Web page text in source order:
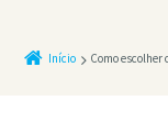
Início Como